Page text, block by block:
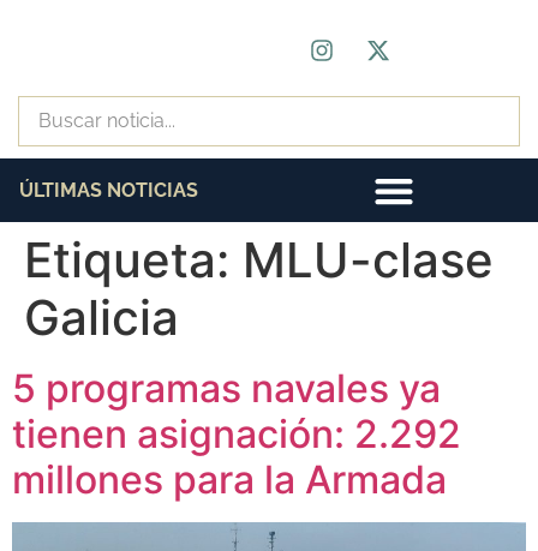
ÚLTIMAS NOTICIAS
Etiqueta: MLU-clase
Galicia
5 programas navales ya
tienen asignación: 2.292
millones para la Armada